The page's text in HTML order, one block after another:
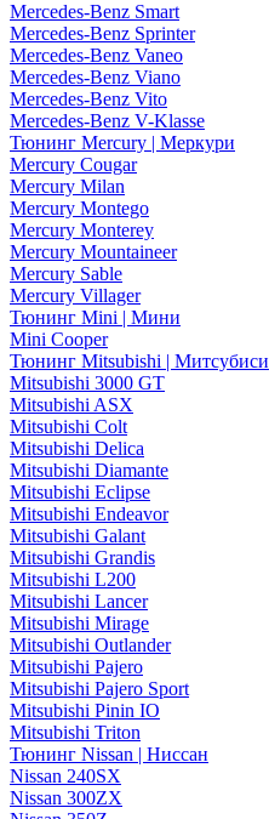
Mercedes-Benz Smart
Mercedes-Benz Sprinter
Mercedes-Benz Vaneo
Mercedes-Benz Viano
Mercedes-Benz Vito
Mercedes-Benz V-Klasse
Тюнинг Mercury | Меркури
Mercury Cougar
Mercury Milan
Mercury Montego
Mercury Monterey
Mercury Mountaineer
Mercury Sable
Mercury Villager
Тюнинг Mini | Мини
Mini Cooper
Тюнинг Mitsubishi | Митсубиси
Mitsubishi 3000 GT
Mitsubishi ASX
Mitsubishi Colt
Mitsubishi Delica
Mitsubishi Diamante
Mitsubishi Eclipse
Mitsubishi Endeavor
Mitsubishi Galant
Mitsubishi Grandis
Mitsubishi L200
Mitsubishi Lancer
Mitsubishi Mirage
Mitsubishi Outlander
Mitsubishi Pajero
Mitsubishi Pajero Sport
Mitsubishi Pinin IO
Mitsubishi Triton
Тюнинг Nissan | Ниссан
Nissan 240SX
Nissan 300ZX